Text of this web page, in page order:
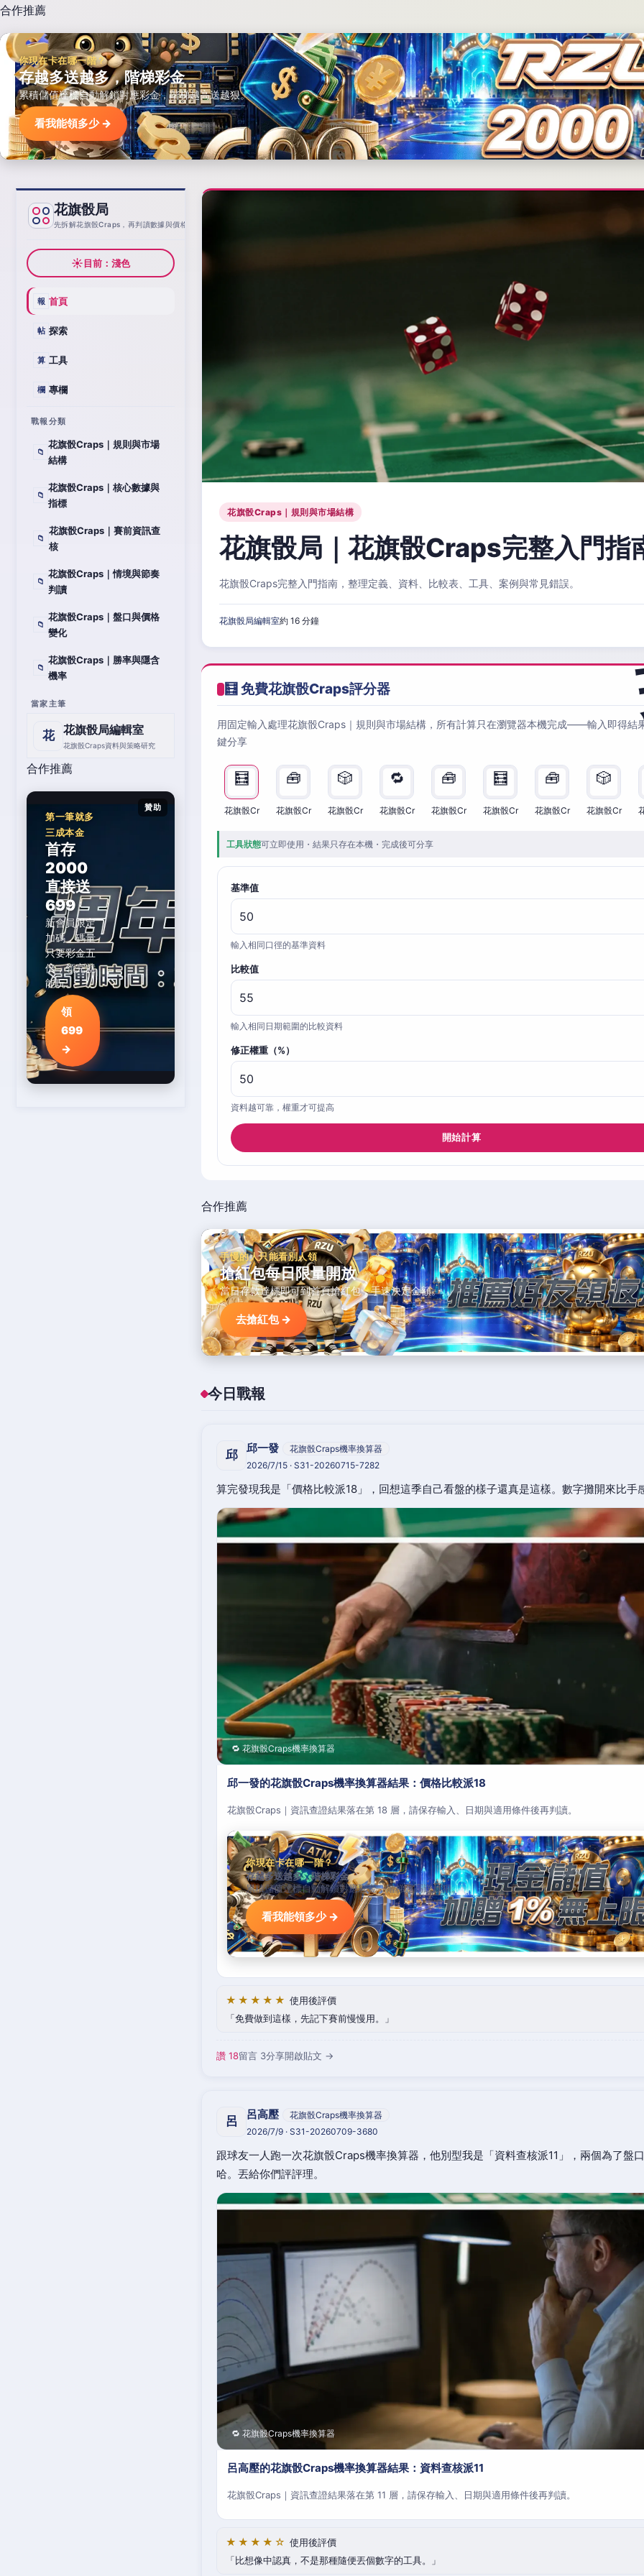
合作推薦
你現在卡在哪一階？
存越多送越多，階梯彩金
累積儲值達標自動解鎖對應彩金，階梯越高送越狠。
看我能領多少 →
花旗骰局
先拆解花旗骰Craps，再判讀數據與價格
☀目前：淺色
報 首頁
帖 探索
算 工具
欄 專欄
戰報分類
📁
花旗骰Craps｜規則與市場
結構
📁
花旗骰Craps｜核心數據與
指標
📁
花旗骰Craps｜賽前資訊查
核
📁
花旗骰Craps｜情境與節奏
判讀
📁
花旗骰Craps｜盤口與價格
變化
📁
花旗骰Craps｜勝率與隱含
機率
當家主筆
花 花旗骰局編輯室
花旗骰Craps資料與策略研究
合作推薦
贊助
第一筆就多
三成本金
首存
2000
直接送
699
新會員限定
加碼，碼量
只要彩金五
倍，領完就
能玩。
領
699
→
花旗骰Craps｜規則與市場結構
花旗骰局｜花旗骰Craps完整入門指
花旗骰Craps完整入門指南，整理定義、資料、比較表、工具、案例與常見錯誤。
花旗骰局編輯室約 16 分鐘
🧮 免費花旗骰Craps評分器
用固定輸入處理花旗骰Craps｜規則與市場結構，所有計算只在瀏覽器本機完成——輸入即得結
鍵分享
🧮
花旗骰Cr
🧰
花旗骰Cr
🎲
花旗骰Cr
🔁
花旗骰Cr
🧰
花旗骰Cr
🧮
花旗骰Cr
🧰
花旗骰Cr
🎲
花旗骰Cr
工具狀態可立即使用・結果只存在本機・完成後可分享
基準值
輸入相同口徑的基準資料
比較值
輸入相同日期範圍的比較資料
修正權重（%）
資料越可靠，權重才可提高
開始計算
合作推薦
手慢的人只能看別人領
搶紅包每日限量開放
當日存款達標即可到首頁搶紅包，手速決定金額。
去搶紅包 →
今日戰報
邱 邱一發
花旗骰Craps機率換算器
2026/7/15 · S31-20260715-7282
算完發現我是「價格比較派18」，回想這季自己看盤的樣子還真是這樣。數字攤開來比手
🔁 花旗骰Craps機率換算器
邱一發的花旗骰Craps機率換算器結果：價格比較派18
花旗骰Craps｜資訊查證結果落在第 18 層，請保存輸入、日期與適用條件後再判讀。
你現在卡在哪一階？
存越多送越多，階梯彩金
累積儲值達標自動解鎖對應彩金，階梯越高送越狠。
看我能領多少 →
★★★★★ 使用後評價
免費做到這樣，先記下賽前慢慢用。
讚 18留言 3分享開啟貼文 →
呂 呂高壓
花旗骰Craps機率換算器
2026/7/9 · S31-20260709-3680
跟球友一人跑一次花旗骰Craps機率換算器，他別型我是「資料查核派11」，兩個為了盤
哈。丟給你們評評理。
🔁 花旗骰Craps機率換算器
呂高壓的花旗骰Craps機率換算器結果：資料查核派11
花旗骰Craps｜資訊查證結果落在第 11 層，請保存輸入、日期與適用條件後再判讀。
★★★★☆ 使用後評價
比想像中認真，不是那種隨便丟個數字的工具。